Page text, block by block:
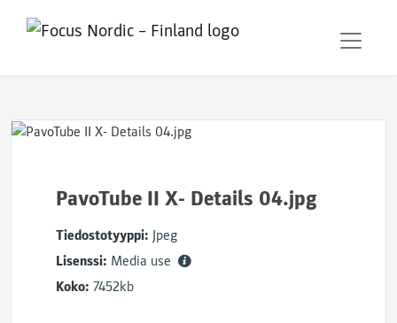
PavoTube II X- Details 04.jpg
Tiedostotyyppi: Jpeg
Lisenssi: Media use
Koko: 7452kb